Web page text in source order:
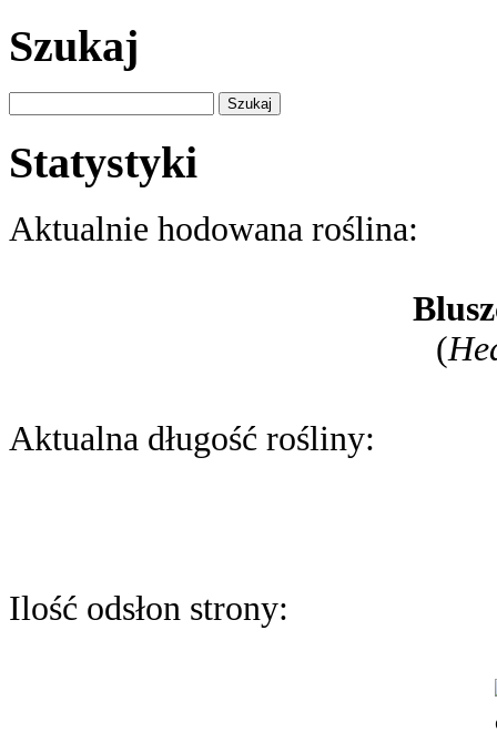
Szukaj
Statystyki
Aktualnie hodowana roślina:
(
Aktualna długość rośliny:
Ilość odsłon strony: